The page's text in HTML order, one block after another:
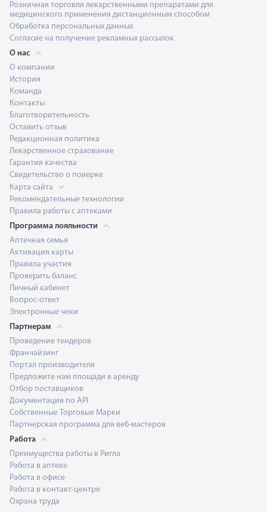
Розничная торговля лекарственными препаратами для
медицинского применения дистанционным способом
Обработка персональных данных
Согласие на получение рекламных рассылок
О нас
О компании
История
Команда
Контакты
Благотворительность
Оставить отзыв
Редакционная политика
Лекарственное страхование
Гарантия качества
Свидетельство о поверке
Карта сайта
Рекомендательные технологии
Правила работы с аптеками
Программа лояльности
Аптечная семья
Активация карты
Правила участия
Проверить баланс
Личный кабинет
Вопрос-ответ
Электронные чеки
Партнерам
Проведение тендеров
Франчайзинг
Портал производителя
Предложите нам площади в аренду
Отбор поставщиков
Документация по API
Собственные Торговые Марки
Партнерская программа для веб-мастеров
Работа
Преимущества работы в Ригла
Работа в аптеке
Работа в офисе
Работа в контакт-центре
Охрана труда